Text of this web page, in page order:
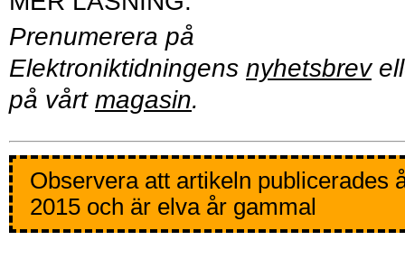
Prenumerera på
Elektroniktidningens nyhetsbrev
på vårt magasin.
Observera att artikeln publicerades
2015 och är elva år gammal